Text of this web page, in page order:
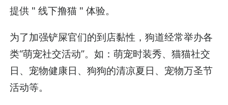
提供 " 线下撸猫 " 体验。
为了加强铲屎官们的到店黏性，狗道经常举办各
类“萌宠社交活动”。如：萌宠时装秀、猫猫社交
日、宠物健康日、狗狗的清凉夏日、宠物万圣节
活动等。